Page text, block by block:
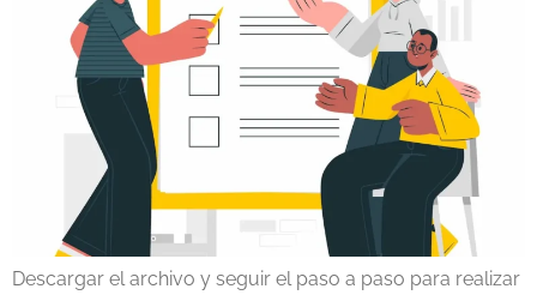
Descargar el archivo y seguir el paso a paso para realizar